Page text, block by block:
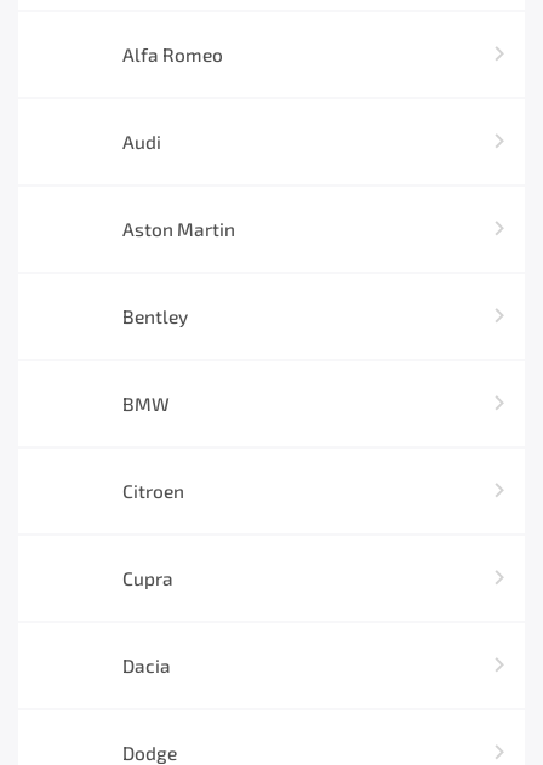
Alfa Romeo
Audi
Aston Martin
Bentley
BMW
Citroen
Cupra
Dacia
Dodge